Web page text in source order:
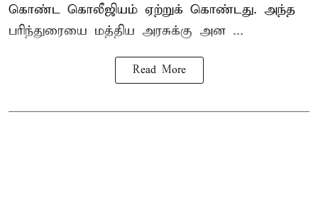
கொண்ட கொலீஜியம் ஏற்றுக் கொண்டது. அந்த
பரிந்துரையை மத்திய அரசுக்கு அன ...
Read More